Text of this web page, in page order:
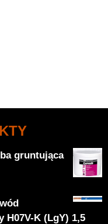
gruntująca
H07V-K (LgY) 1,5